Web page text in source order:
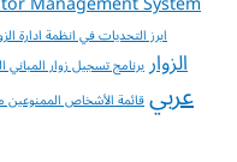
ابرز التحديات في انظمة ادارة
الزواربرنامج تسجيل زوار المباني
عربيقائمة الأشخاص